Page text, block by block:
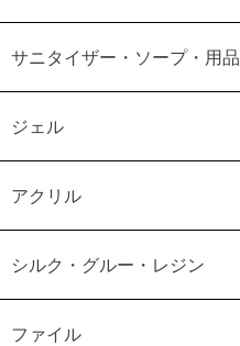
サニタイザー・ソープ・用品
ジェル
アクリル
シルク・グルー・レジン
ファイル